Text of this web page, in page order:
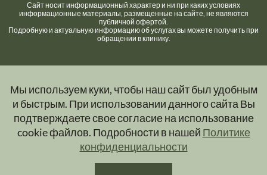
Мы используем куки, чтобы наш сайт был удобным
и быстрым. При использовании данного сайта Вы
подтверждаете свое согласие на использование
cookie файлов. Подробности в нашей Политике
конфиденциальности
Сайт носит информационный характер и ни при каких условиях
информационные материалы, размещенные на сайте, не являются
публичной офертой.
Подробную и актуальную информацию об услугах вы можете получить при
обращении в клинику.